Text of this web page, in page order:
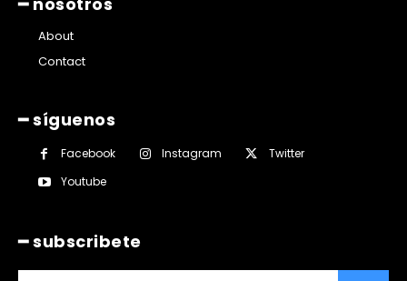
About
Contact
━ síguenos
Facebook Instagram
Twitter
Youtube
━ subscribete